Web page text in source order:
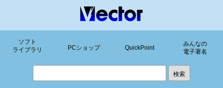
ソフト
ライブラリ
PCショップ QuickPoint
みんなの
電子署名